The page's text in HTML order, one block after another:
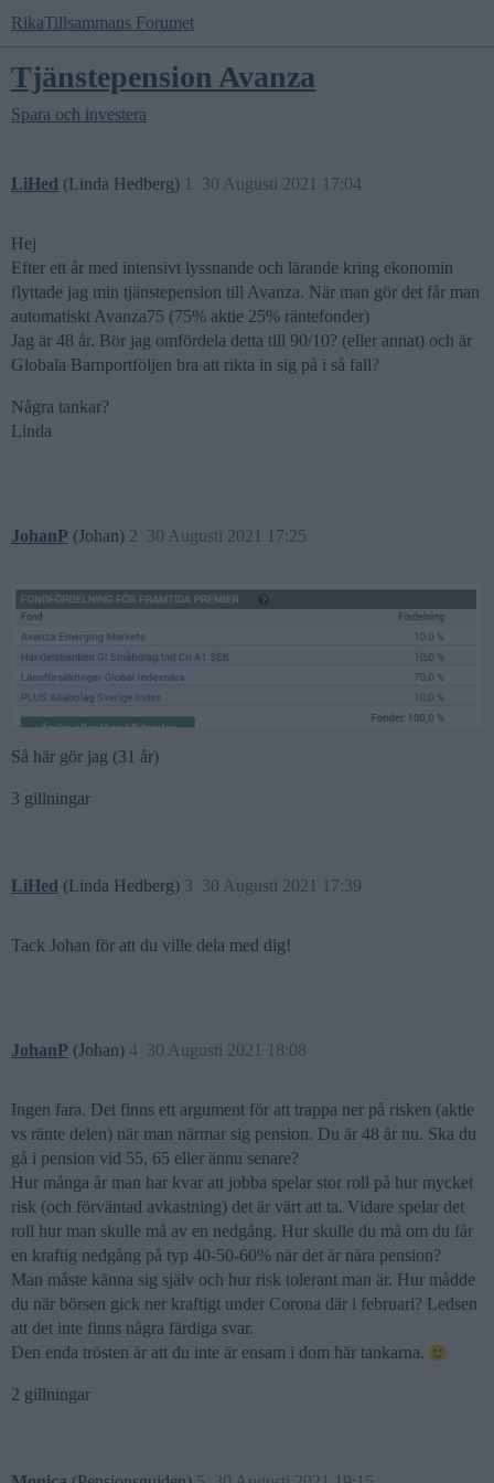
RikaTillsammans Forumet
Tjänstepension Avanza
Spara och investera
LiHed (Linda Hedberg) 30 Augusti 2021 17:04
1
Hej
Efter ett år med intensivt lyssnande och lärande kring ekonomin
flyttade jag min tjänstepension till Avanza. När man gör det får man
automatiskt Avanza75 (75% aktie 25% räntefonder)
Jag är 48 år. Bör jag omfördela detta till 90/10? (eller annat) och är
Globala Barnportföljen bra att rikta in sig på i så fall?
Några tankar?
Linda
JohanP (Johan) 30 Augusti 2021 17:25
2
Så här gör jag (31 år)
3 gillningar
LiHed (Linda Hedberg) 30 Augusti 2021 17:39
3
Tack Johan för att du ville dela med dig!
JohanP (Johan) 30 Augusti 2021 18:08
4
Ingen fara. Det finns ett argument för att trappa ner på risken (aktie
vs ränte delen) när man närmar sig pension. Du är 48 år nu. Ska du
gå i pension vid 55, 65 eller ännu senare?
Hur många år man har kvar att jobba spelar stor roll på hur mycket
risk (och förväntad avkastning) det är värt att ta. Vidare spelar det
roll hur man skulle må av en nedgång. Hur skulle du må om du får
en kraftig nedgång på typ 40-50-60% när det är nära pension?
Man måste känna sig själv och hur risk tolerant man är. Hur mådde
du när börsen gick ner kraftigt under Corona där i februari? Ledsen
att det inte finns några färdiga svar.
Den enda trösten är att du inte är ensam i dom här tankarna.
2 gillningar